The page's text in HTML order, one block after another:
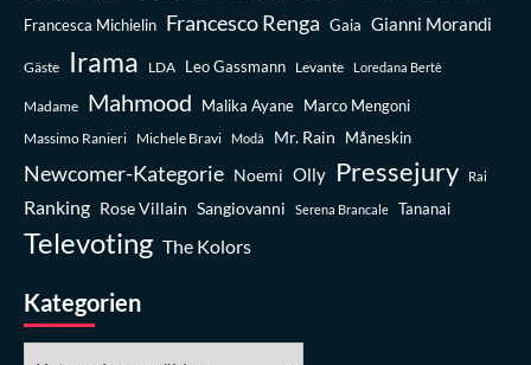
Francesca Michielin Francesco Renga Gaia Gianni Morandi
Gäste Irama LDA Leo Gassmann Levante Loredana Bertè
Madame Mahmood Malika Ayane Marco Mengoni
Massimo Ranieri Michele Bravi Modà Mr. Rain Måneskin
Newcomer-Kategorie Noemi Olly Pressejury Rai
Ranking Rose Villain Sangiovanni Serena Brancale Tananai
Televoting The Kolors
Kategorien